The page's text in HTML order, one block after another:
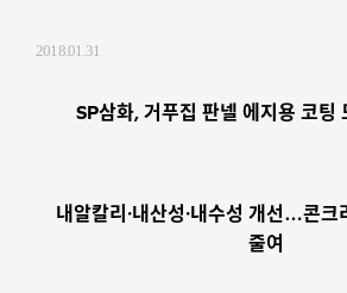
2018.01.31
SP삼화, 거푸집 판넬 에지용 코팅
내알칼리·내산성·내수성 개선…콘크
줄여